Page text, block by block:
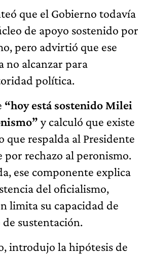
que el Gobierno todavía
de apoyo sostenido por
pero advirtió que ese
no alcanzar para
política.
“hoy está sostenido Milei
y calculó que existe
que respalda al Presidente
rechazo al peronismo.
ese componente explica
del oficialismo,
limita su capacidad de
sustentación.
introdujo la hipótesis de